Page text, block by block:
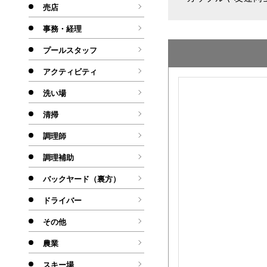
売店
事務・経理
プールスタッフ
アクティビティ
洗い場
清掃
調理師
調理補助
バックヤード（裏方）
ドライバー
その他
農業
スキー場